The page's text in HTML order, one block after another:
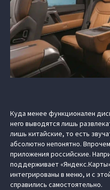
Куда менее функционален
него выводятся лишь
лишь китайские, то есть
абсолютно непонятно.
приложения российские.
поддерживает
интегрированы в меню, и с
справились самостоятельно.